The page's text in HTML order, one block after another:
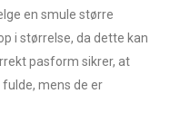
en smule større
i størrelse, da dette kan
pasform sikrer, at
mens de er